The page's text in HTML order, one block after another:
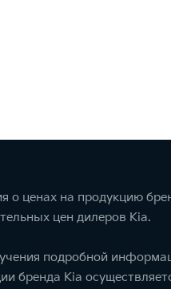
о ценах на продукцию
цен дилеров Kia.
подробной
бренда Kia